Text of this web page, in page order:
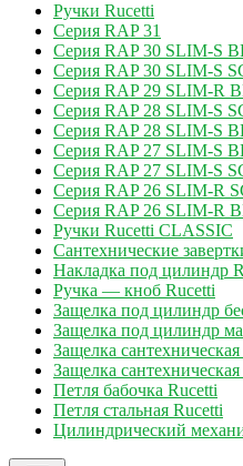
Ручки Rucetti
Серия RAP 31
Серия RAP 30 SLIM-S
Серия RAP 30 SLIM-S
Серия RAP 29 SLIM-R
Серия RAP 28 SLIM-S
Серия RAP 28 SLIM-S
Серия RAP 27 SLIM-S
Серия RAP 27 SLIM-S
Серия RAP 26 SLIM-R
Серия RAP 26 SLIM-R
Ручки Rucetti CLASSIC
Сантехнические
Накладка под цилиндр
Ручка — кноб Rucetti
Защелка под цилиндр
Защелка под цилиндр
Защелка
Защелка
Петля бабочка Rucetti
Петля стальная Rucetti
Цилиндрический